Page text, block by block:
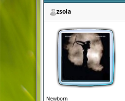
zsola
Newborn